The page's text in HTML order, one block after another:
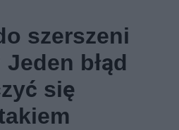
szerszeni
błąd
się